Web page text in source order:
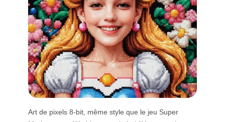
Art de pixels 8-bit, même style que le jeu Super